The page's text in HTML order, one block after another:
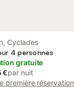
Cyclades
4 personnes
gratuite
€par nuit
première réservation